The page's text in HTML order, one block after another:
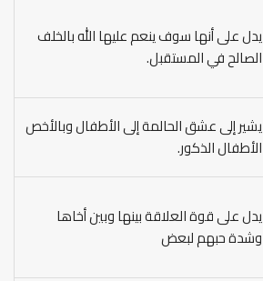
يدل على أنها سوف ينعم عليها الله بالخلف
الصالح في المستقبل.
يشير إلى عشق الحالمة إلى الأطفال وبالأخص
الأطفال الذكور.
يدل على قوة العلاقة بينها وبين أخاها
وشدة حبهم لبعض